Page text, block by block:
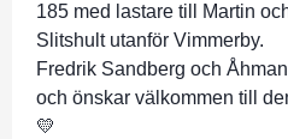
185 med lastare till Martin
Slitshult utanför Vimmerby.
Fredrik Sandberg och
och önskar välkommen till
💛